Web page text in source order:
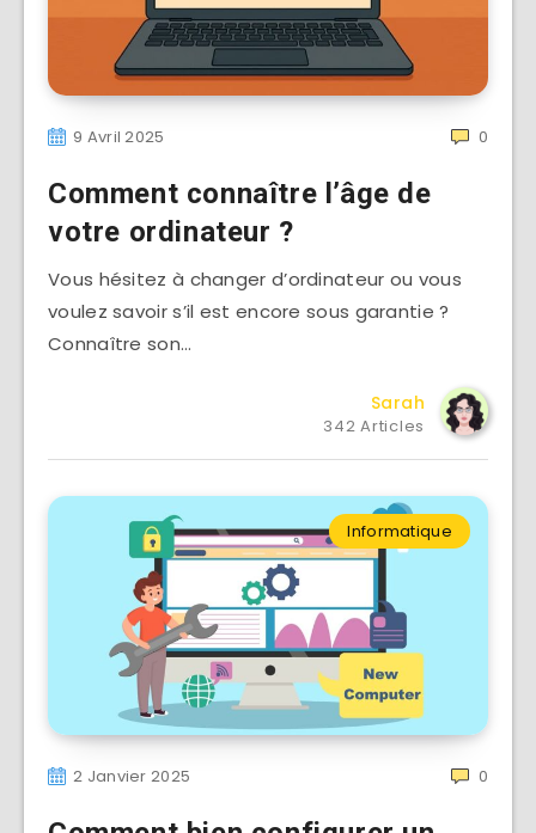
9 Avril 2025 0
Comment connaître l’âge de
votre ordinateur ?
Vous hésitez à changer d’ordinateur ou vous
voulez savoir s’il est encore sous garantie ?
Connaître son…
Sarah
342 Articles
Informatique
2 Janvier 2025 0